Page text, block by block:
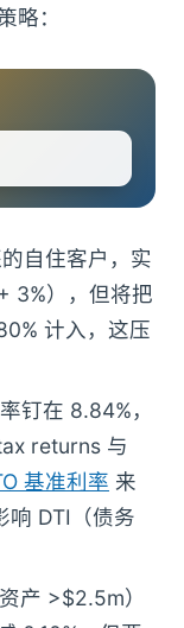
略：
自住客户，实
3%），但将把
计入，这压
钉在 8.84%，
returns 与
基准利率 来
响 DTI（债务
产 >$2.5m）